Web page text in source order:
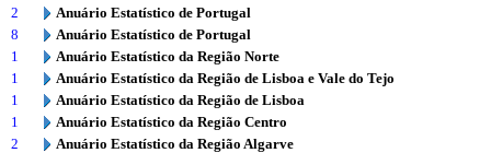
2
Anuário Estatístico de Portugal
8
Anuário Estatístico de Portugal
1
Anuário Estatístico da Região Norte
1
Anuário Estatístico da Região de Lisboa e Vale do Tejo
1
Anuário Estatístico da Região de Lisboa
1
Anuário Estatístico da Região Centro
2
Anuário Estatístico da Região Algarve